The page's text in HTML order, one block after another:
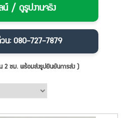
น์ / ดูรูปงานจริง
วน: 080-727-7879
2 ชม. พร้อมส่งรูปยืนยันการส่ง )